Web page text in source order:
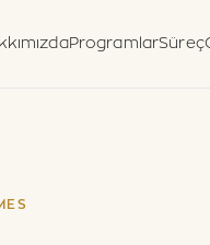
ProgramlarSüreç